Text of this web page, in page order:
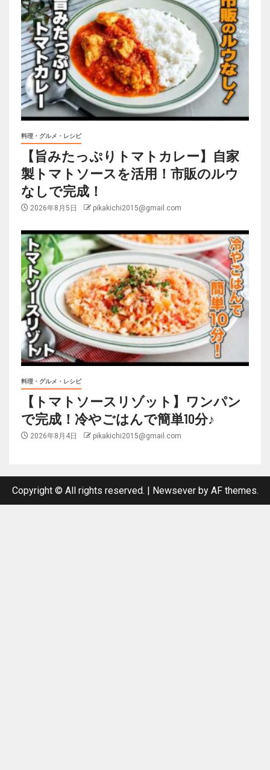
料理・グルメ・レシピ
【旨みたっぷりトマトカレー】自家
製トマトソースを活用！市販のルウ
なしで完成！
2026年8月5日 pikakichi2015@gmail.com
料理・グルメ・レシピ
【トマトソースリゾット】ワンパン
で完成！冷やごはんで簡単10分♪
2026年8月4日 pikakichi2015@gmail.com
Copyright © All rights reserved. | Newseverby AF themes.